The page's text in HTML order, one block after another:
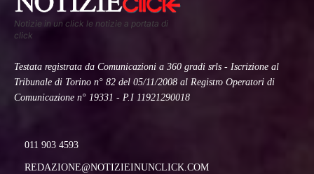
Notizie in un click le notizie a portata di
click
Testata registrata da Comunicazioni a 360 gradi srls - Iscrizione al
Tribunale di Torino n° 82 del 05/11/2008 al Registro Operatori di
Comunicazione n° 19331 - P.I 11921290018
011 903 4593
REDAZIONE@NOTIZIEINUNCLICK.COM